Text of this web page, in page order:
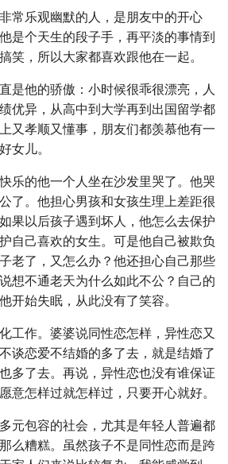
常乐观幽默的人，是朋友中的开心
是个天生的段子手，再平淡的事情到
笑，所以大家都喜欢跟他在一起。
是他的骄傲：小时候很乖很漂亮，人
优异，从高中到大学再到出国留学都
又孝顺又懂事，朋友们都羡慕他有一
女儿。
乐的他一个人坐在沙发里哭了。他哭
了。他担心男孩和女孩生理上差距很
果以后孩子遇到坏人，他怎么去保护
自己喜欢的女生。可是他自己被欺负
老了，又怎么办？他还担心自己那些
想不通老天为什么如此不公？自己的
开始失眠，从此没有了笑容。
工作。婆婆说同性恋怎样，异性恋又
谈恋爱不结婚的多了去，就是结婚了
多了去。再说，异性恋也没有谁保证
意怎样过就怎样过，只要开心就好。
元包容的社会，尤其是年轻人普遍都
么糟糕。虽然孩子不是同性恋而是跨